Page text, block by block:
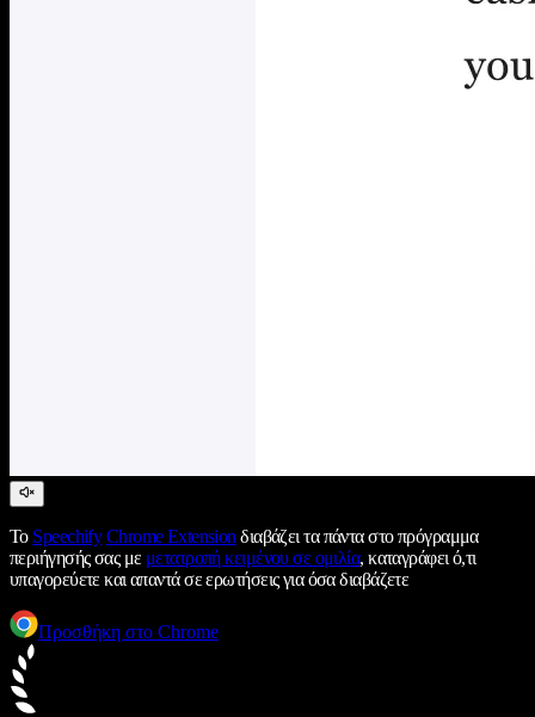
Το Speechify Chrome Extension διαβάζει τα πάντα στο πρόγραμμα
περιήγησής σας με μετατροπή κειμένου σε ομιλία, καταγράφει ό,τι
υπαγορεύετε και απαντά σε ερωτήσεις για όσα διαβάζετε
Προσθήκη στο Chrome